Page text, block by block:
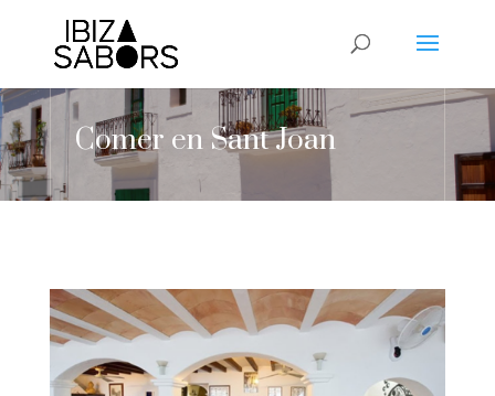
Comer en Sant Joan